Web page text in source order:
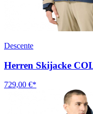
Descente
Herren Skijacke
729,00 €*